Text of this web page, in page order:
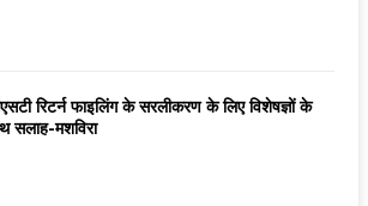
रिटर्न फाइलिंग के सरलीकरण के लिए विशेषज्ञों के
सलाह-मशविरा